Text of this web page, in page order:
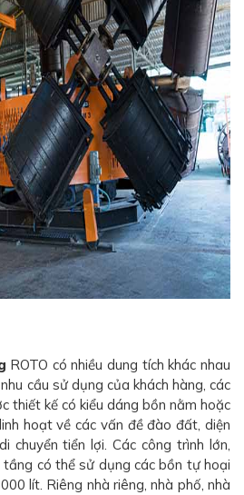
ROTO có nhiều dung tích khác nhau
cầu sử dụng của khách hàng, các
thiết kế có kiểu dáng bồn nằm hoặc
hoạt về các vấn đề đào đất, diện
chuyển tiển lợi. Các công trình lớn,
tầng có thể sử dụng các bồn tự hoại
lít. Riêng nhà riêng, nhà phố, nhà